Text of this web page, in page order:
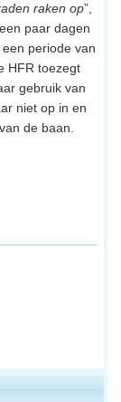
raken op”,
paar dagen
periode van
HFR toezegt
gebruik van
niet op in en
de baan.